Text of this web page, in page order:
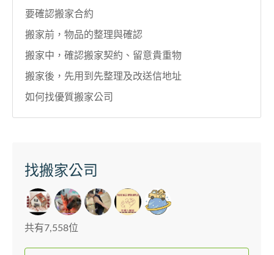
要確認搬家合約
搬家前，物品的整理與確認
搬家中，確認搬家契約、留意貴重物
搬家後，先用到先整理及改送信地址
如何找優質搬家公司
找搬家公司
共有7,558位